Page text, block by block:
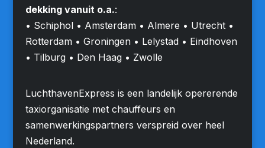
dekking vanuit o.a.:
• Schiphol • Amsterdam • Almere • Utrecht •
Rotterdam • Groningen • Lelystad • Eindhoven
• Tilburg • Den Haag • Zwolle
LuchthavenExpress is een landelijk opererende
taxiorganisatie met chauffeurs en
samenwerkingspartners verspreid over heel
Nederland.